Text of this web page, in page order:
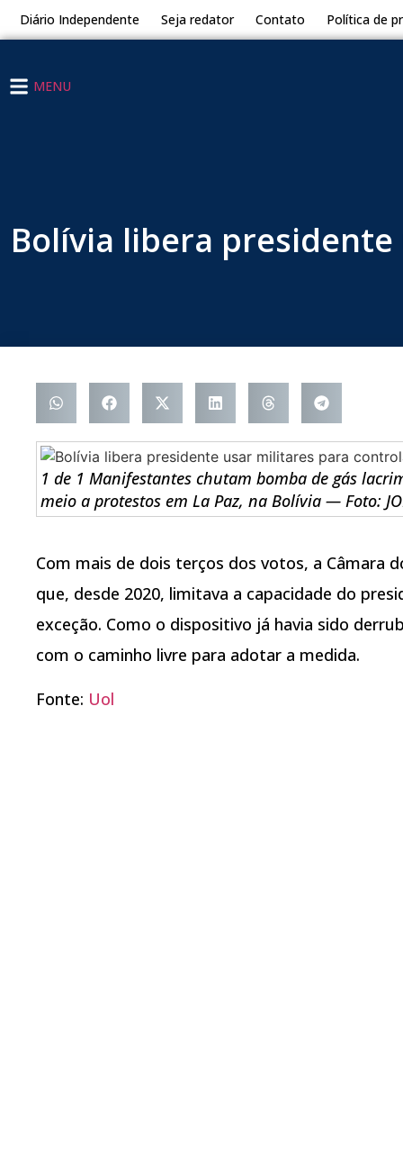
Diário Independente Seja redator Contato Política de
MENU
Bolívia libera
1 de 1 Manifestantes chutam bomba de gás
meio a protestos em La Paz, na Bolívia — Foto:
Com mais de dois terços dos votos, a Câmara
que, desde 2020, limitava a capacidade do
exceção. Como o dispositivo já havia sido
com o caminho livre para adotar a medida.
Fonte: Uol